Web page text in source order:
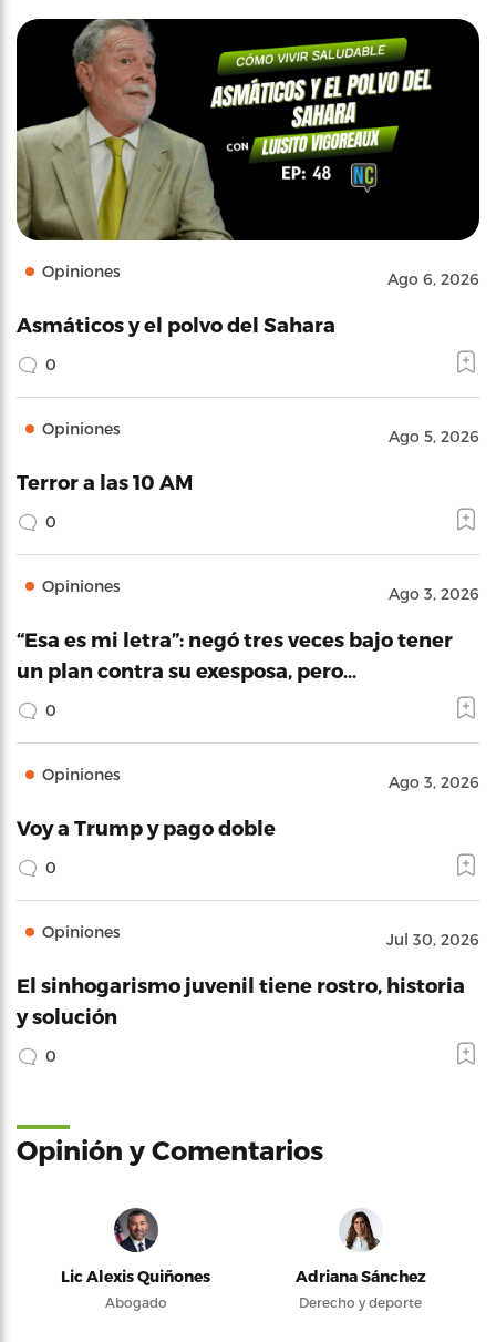
Opiniones Ago 6, 2026
Asmáticos y el polvo del Sahara
0
Opiniones Ago 5, 2026
Terror a las 10 AM
0
Opiniones Ago 3, 2026
“Esa es mi letra”: negó tres veces bajo tener
un plan contra su exesposa, pero…
0
Opiniones Ago 3, 2026
Voy a Trump y pago doble
0
Opiniones Jul 30, 2026
El sinhogarismo juvenil tiene rostro, historia
y solución
0
Opinión y Comentarios
Lic Alexis Quiñones
Abogado
Adriana Sánchez
Derecho y deporte